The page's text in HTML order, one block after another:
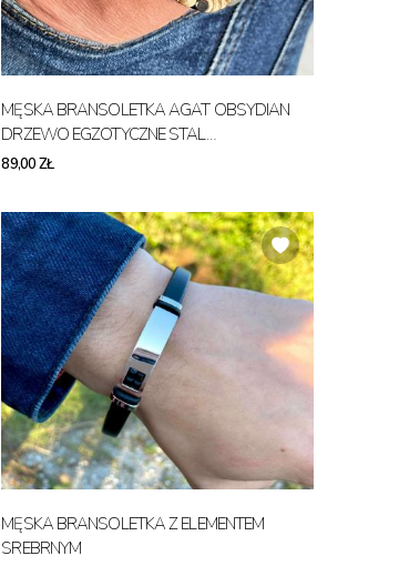
MĘSKA BRANSOLETKA AGAT OBSYDIAN
DRZEWO EGZOTYCZNE STAL
CHIRURGICZNA
89,00 ZŁ
MĘSKA BRANSOLETKA Z ELEMENTEM
SREBRNYM